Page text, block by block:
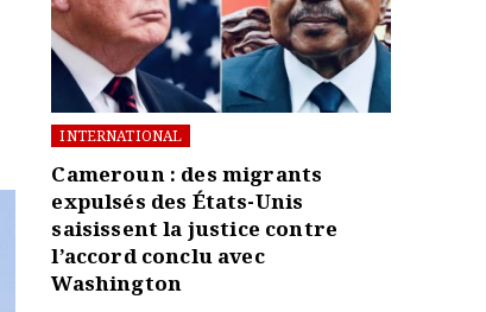
INTERNATIONAL
Cameroun : des migrants
expulsés des États-Unis
saisissent la justice contre
l’accord conclu avec
Washington